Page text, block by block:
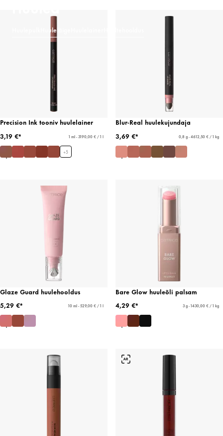
Huuleläige
Precision Ink tooniv huulelainer
3,19 €*
1 ml - 3190,00 € / 1 l
+5
Blur-Real huulekujundaja
3,69 €*
0,8 g - 4612,50 € / 1 kg
Glaze Guard huulehooldus
5,29 €*
10 ml - 529,00 € / 1 l
Bare Glow huuleõli palsam
4,29 €*
3 g - 1430,00 € / 1 kg